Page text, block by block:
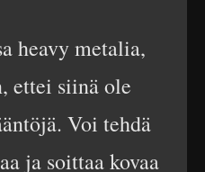
heavy metalia,
ettei siinä ole
Voi tehdä
ja soittaa kovaa